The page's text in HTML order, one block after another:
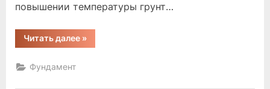
повышении температуры грунт…
Читать далее“когда
делать
»
Фундамент